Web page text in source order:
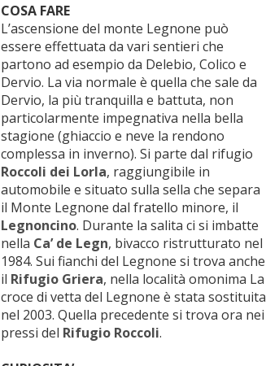
COSA FARE
L’ascensione del monte Legnone può
essere effettuata da vari sentieri che
partono ad esempio da Delebio, Colico e
Dervio. La via normale è quella che sale da
Dervio, la più tranquilla e battuta, non
particolarmente impegnativa nella bella
stagione (ghiaccio e neve la rendono
complessa in inverno). Si parte dal rifugio
Roccoli dei Lorla, raggiungibile in
automobile e situato sulla sella che separa
il Monte Legnone dal fratello minore, il
Legnoncino. Durante la salita ci si imbatte
nella Ca’ de Legn, bivacco ristrutturato nel
1984. Sui fianchi del Legnone si trova anche
il Rifugio Griera, nella località omonima La
croce di vetta del Legnone è stata sostituita
nel 2003. Quella precedente si trova ora nei
pressi del Rifugio Roccoli.